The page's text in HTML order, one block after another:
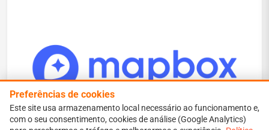
Preferências de cookies
Este site usa armazenamento local necessário ao funcionamento e,
com o seu consentimento, cookies de análise (Google Analytics)